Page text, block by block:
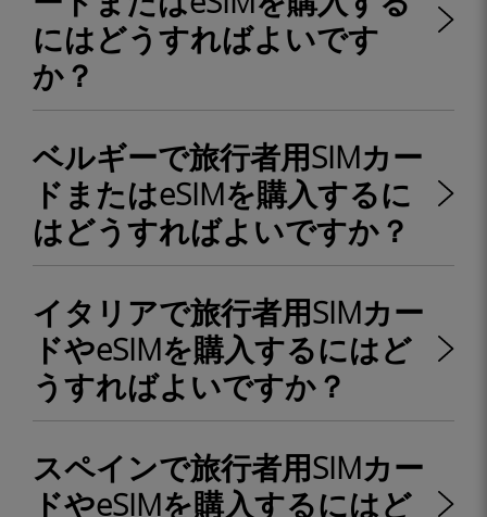
にはどうすればよいです
か？
ベルギーで旅行者用SIMカー
ドまたはeSIMを購入するに
はどうすればよいですか？
イタリアで旅行者用SIMカー
ドやeSIMを購入するにはど
うすればよいですか？
スペインで旅行者用SIMカー
ドやeSIMを購入するにはど